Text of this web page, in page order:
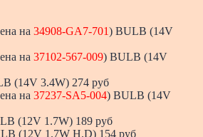
на 34908-GA7-701) BULB (14V
на 37102-567-009) BULB (14V
(14V 3.4W) 274 руб
на 37237-SA5-004) BULB (14V
(12V 1.7W) 189 руб
(12V 1.7W H.D) 154 руб